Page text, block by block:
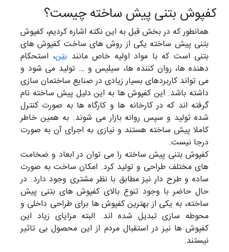
کفپوش بتنی پیش ساخته چیست؟
همانطور که در بخش قبل به این نکته اشاره کردیم، کفپوش
بتنی پیش ساخته یکی از روش های ساخت کفپوش های
بتنی است که با مواد اولیه خاص مانندبتن، استحکام
دهنده ها، روان کننده ها، سیلیس و … تولید می شود و
می تواند کاربردهای بسیار زیادی در صنایع ساختمان سازی
داشته باشد. این کفپوش ها به این دلیل پیش ساخته نام
گرفته اند که در کارخانه ها و کارگاه ها به صورت کنترل
شده تولید و سپس روانه بازار می شوند. به همین خاطر
کاملا پیش ساخته هستند و نیازی به اجرای آن به صورت
درجا نیست.
کفپوش بتنی پیش ساخته را می توان در ابعاد و ضخامت
های مختلف طراحی و تولید کرد. امکان ساخت به صورت
ساده و طرح دار نیز مطابق با نظر مشتری وجود دارد. در
حال حاضر با وجود تنوع بالای کفپوش های بتنی پیش
ساخته، به یکی از بهترین کفپوش ها برای طراحی داخلی و
محوطه سازی تبدیل شده اند. البته مزایای زیاد این
کفپوش ها نیز در استقبال مردم از این محصول بی تاثیر
نیستند.